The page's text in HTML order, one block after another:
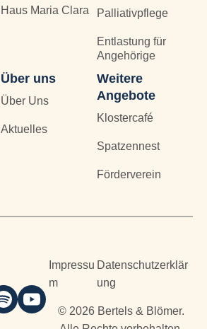
Haus Maria Clara Palliativpflege
Entlastung für
Angehörige
Über uns
Über Uns
Aktuelles
Weitere
Angebote
Klostercafé
Spatzennest
Förderverein
Impressu
m
Datenschutzerklär
ung
© 2026 Bertels & Blömer.